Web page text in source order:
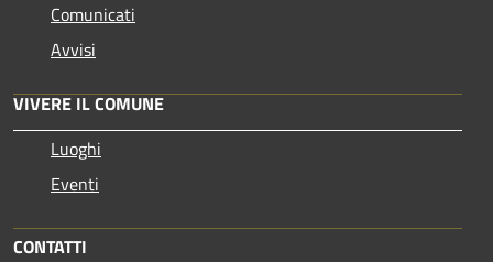
Comunicati
Avvisi
VIVERE IL COMUNE
Luoghi
Eventi
CONTATTI